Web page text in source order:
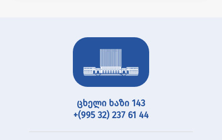
ცხელი ხაზი 143
+(995 32) 237 61 44